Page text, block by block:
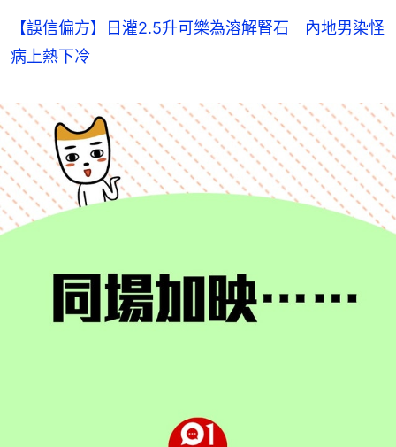
【誤信偏方】日灌2.5升可樂為溶解腎石 內地男染怪
病上熱下冷